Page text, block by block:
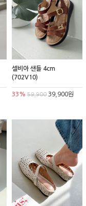
셀비아 샌들 4cm
(702V10)
33% 59,90039,900원